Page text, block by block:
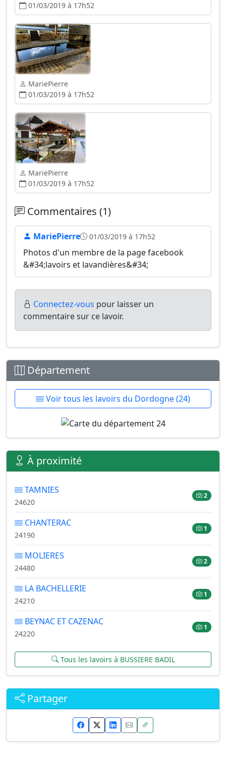
01/03/2019 à 17h52
MariePierre
01/03/2019 à 17h52
MariePierre
01/03/2019 à 17h52
Commentaires (1)
MariePierre 01/03/2019 à 17h52
Photos d'un membre de la page facebook
&#34;lavoirs et lavandières&#34;
Connectez-vous pour laisser un
commentaire sur ce lavoir.
Département
Voir tous les lavoirs du Dordogne (24)
À proximité
TAMNIES
24620
2
CHANTERAC
24190
1
MOLIERES
24480
2
LA BACHELLERIE
24210
1
BEYNAC ET CAZENAC
24220
1
Tous les lavoirs à BUSSIERE BADIL
Partager